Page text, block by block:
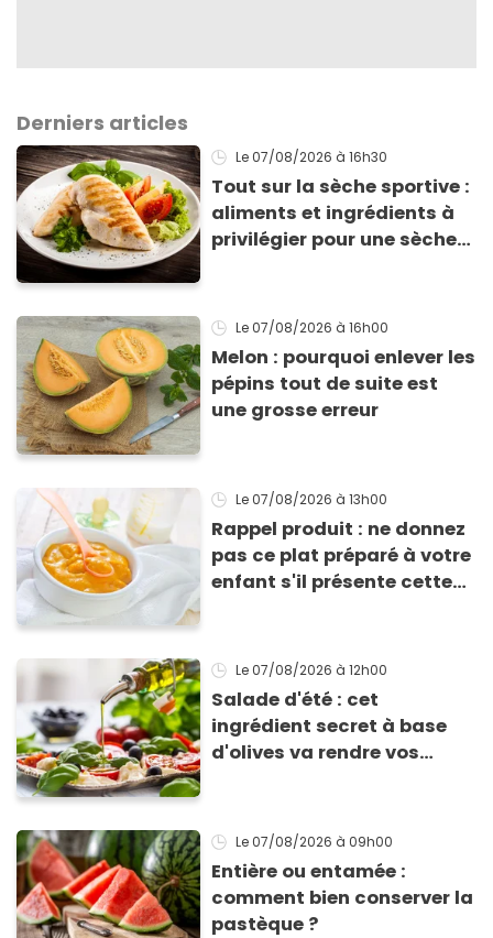
Derniers articles
Le 07/08/2026 à 16h30
Tout sur la sèche sportive :
aliments et ingrédients à
privilégier pour une sèche
Le 07/08/2026 à 16h00
Melon : pourquoi enlever les
pépins tout de suite est
une grosse erreur
Le 07/08/2026 à 13h00
Rappel produit : ne donnez
pas ce plat préparé à votre
enfant s'il présente cette
Le 07/08/2026 à 12h00
Salade d'été : cet
ingrédient secret à base
d'olives va rendre vos
Le 07/08/2026 à 09h00
Entière ou entamée :
comment bien conserver la
pastèque ?